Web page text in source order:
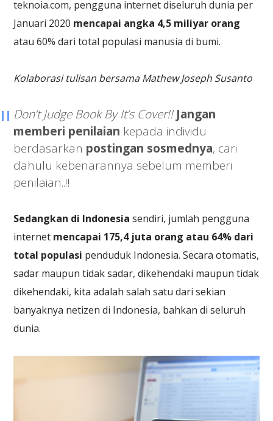
teknoia.com, pengguna internet diseluruh dunia per
Januari 2020 mencapai angka 4,5 miliyar orang
atau 60% dari total populasi manusia di bumi.
Kolaborasi tulisan bersama Mathew Joseph Susanto
Don’t Judge Book By It’s Cover!! Jangan
memberi penilaian kepada individu
berdasarkan postingan sosmednya, cari
dahulu kebenarannya sebelum memberi
penilaian..!!
Sedangkan di Indonesia sendiri, jumlah pengguna
internet mencapai 175,4 juta orang atau 64% dari
total populasi penduduk Indonesia. Secara otomatis,
sadar maupun tidak sadar, dikehendaki maupun tidak
dikehendaki, kita adalah salah satu dari sekian
banyaknya netizen di Indonesia, bahkan di seluruh
dunia.